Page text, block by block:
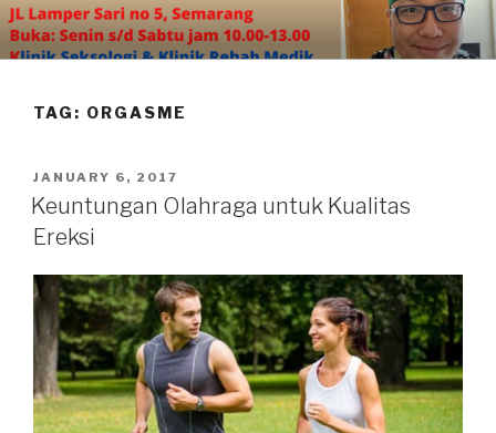
Skip
to
content
TAG: ORGASME
POSTED
ON
JANUARY 6, 2017
Keuntungan Olahraga untuk Kualitas
Ereksi